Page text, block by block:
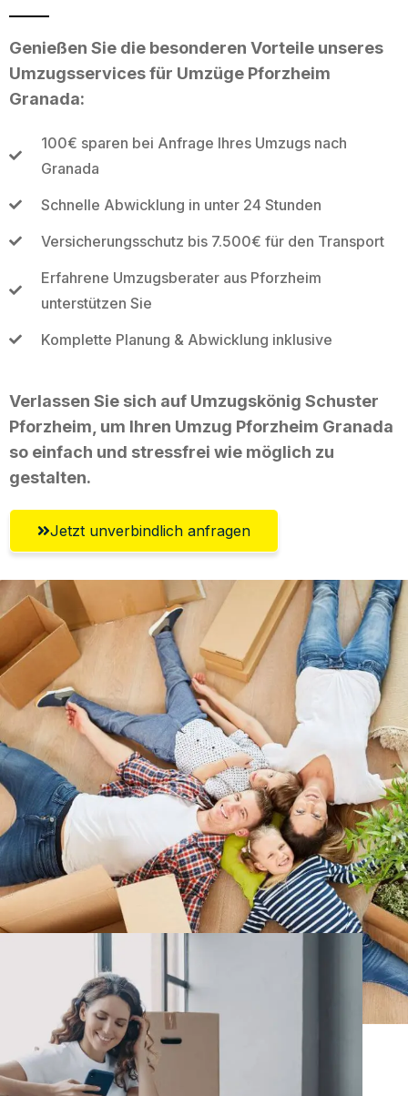
Genießen Sie die besonderen Vorteile unseres
Umzugsservices für Umzüge Pforzheim
Granada:
100€ sparen bei Anfrage Ihres Umzugs nach
Granada
Schnelle Abwicklung in unter 24 Stunden
Versicherungsschutz bis 7.500€ für den Transport
Erfahrene Umzugsberater aus Pforzheim
unterstützen Sie
Komplette Planung & Abwicklung inklusive
Verlassen Sie sich auf Umzugskönig Schuster
Pforzheim, um Ihren Umzug Pforzheim Granada
so einfach und stressfrei wie möglich zu
gestalten.
Jetzt unverbindlich anfragen